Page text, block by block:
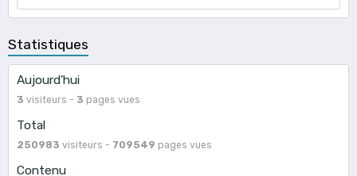
Statistiques
Aujourd'hui
3 visiteurs - 3 pages vues
Total
250983 visiteurs - 709549 pages vues
Contenu